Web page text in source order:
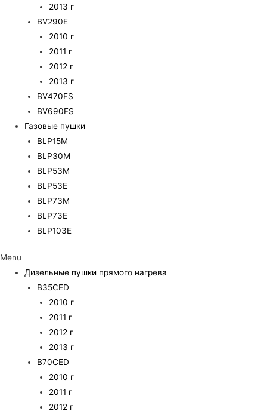
2013 г
BV290E
2010 г
2011 г
2012 г
2013 г
BV470FS
BV690FS
Газовые пушки
BLP15M
BLP30M
BLP53M
BLP53E
BLP73M
BLP73E
BLP103E
Menu
Дизельные пушки прямого нагрева
B35CED
2010 г
2011 г
2012 г
2013 г
B70CED
2010 г
2011 г
2012 г